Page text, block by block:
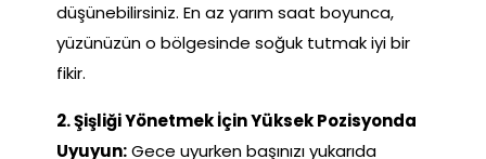
düşünebilirsiniz. En az yarım saat boyunca,
yüzünüzün o bölgesinde soğuk tutmak iyi bir
fikir.
2. Şişliği Yönetmek İçin Yüksek Pozisyonda
Uyuyun:Gece uyurken başınızı yukarıda